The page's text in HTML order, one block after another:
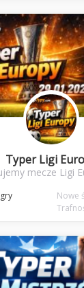
Typer Ligi
mecze Ligi
Nowe